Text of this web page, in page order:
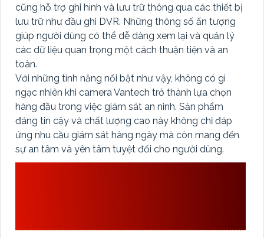
cũng hỗ trợ ghi hình và lưu trữ thông qua các thiết bị
lưu trữ như đầu ghi DVR. Những thông số ấn tượng
giúp người dùng có thể dễ dàng xem lại và quản lý
các dữ liệu quan trọng một cách thuận tiện và an
toàn.
Với những tính năng nổi bật như vậy, không có gì
ngạc nhiên khi camera Vantech trở thành lựa chọn
hàng đầu trong việc giám sát an ninh. Sản phẩm
đáng tin cậy và chất lượng cao này không chỉ đáp
ứng nhu cầu giám sát hàng ngày mà còn mang đến
sự an tâm và yên tâm tuyệt đối cho người dùng.